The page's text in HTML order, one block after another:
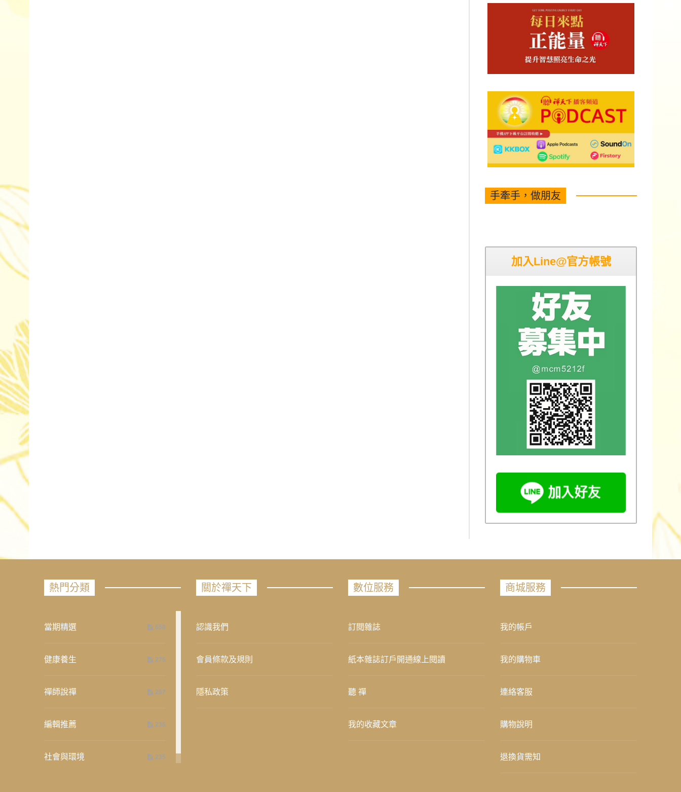
手牽手，做朋友
加入Line@官方帳號
熱門分類
當期精選 658
健康養生 276
禪師說禪 267
編輯推薦 236
社會與環境 235
關於禪天下
認識我們
會員條款及規則
隱私政策
數位服務
訂閱雜誌
紙本雜誌訂戶開通線上閱讀
聽 禪
我的收藏文章
商城服務
我的帳戶
我的購物車
連絡客服
購物說明
退換貨需知